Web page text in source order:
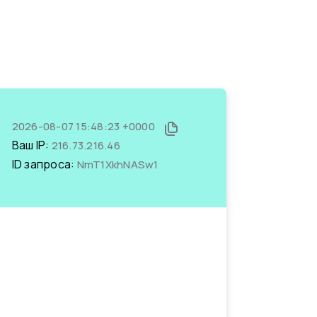
2026-08-07 15:48:23 +0000
Ваш IP: 216.73.216.46
ID запроса: NmT1XkhNASw1